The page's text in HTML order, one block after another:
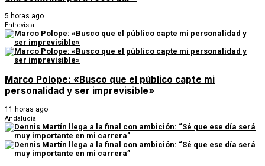
5 horas ago
Entrevista
Marco Polope: «Busco que el público capte mi
personalidad y ser imprevisible»
11 horas ago
Andalucía